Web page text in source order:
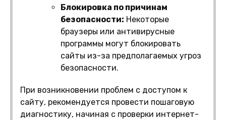
Блокировка по причинам
безопасности: Некоторые
браузеры или антивирусные
программы могут блокировать
сайты из-за предполагаемых угроз
безопасности.
При возникновении проблем с доступом к
сайту, рекомендуется провести пошаговую
диагностику, начиная с проверки интернет-